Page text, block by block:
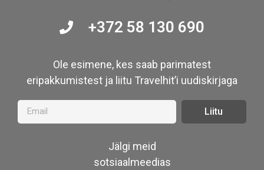
+372 58 130 690
Ole esimene, kes saab parimatest
eripakkumistest ja liitu Travelhit’i uudiskirjaga
Liitu
Jälgi meid
sotsiaalmeedias